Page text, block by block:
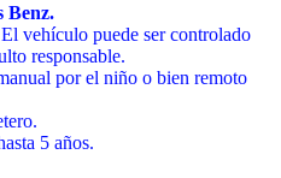
Benz.
vehículo puede ser controlado
responsable.
por el niño o bien remoto
5 años.